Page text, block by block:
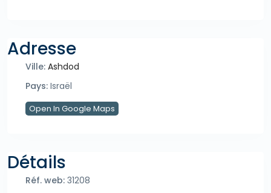
Adresse
Ville: Ashdod
Pays: Israël
Open In Google Maps
Détails
Réf. web: 31208